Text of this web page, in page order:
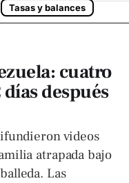
Tasas y balances
cuatro
después
videos
atrapada bajo
Las